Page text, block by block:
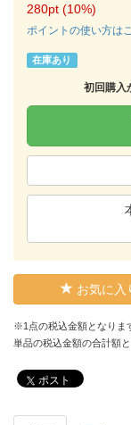
280pt (10%)
ポイントの使い方は
在庫あり
初回購入
お気に入
※1点の税込金額となりま
単品の税込金額の合計額
ポスト